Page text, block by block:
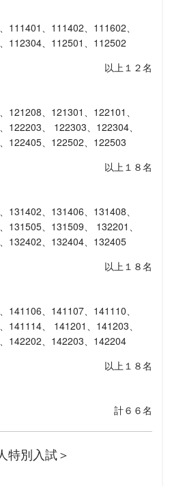
111401、111402、111602、
112304、112501、112502
以上１２名
121208、121301、122101、
122203、 122303、122304、
122405、122502、122503
以上１８名
131402、131406、131408、
131505、131509、 132201、
132402、132404、132405
以上１８名
141106、141107、141110、
141114、 141201、141203、
142202、142203、142204
以上１８名
計６６名
特別入試＞